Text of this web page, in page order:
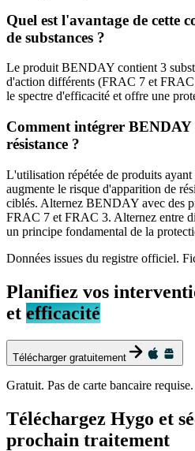
Quel est l'avantage de cette
de substances ?
Le produit BENDAY contient 3
d'action différents (FRAC 7 et
le spectre d'efficacité et offre une
Comment intégrer BENDAY
résistance ?
L'utilisation répétée de produits
augmente le risque d'apparition de
ciblés. Alternez BENDAY avec des
FRAC 7 et FRAC 3. Alternez entre
un principe fondamental de la
Données issues du registre officiel.
Planifiez vos
et efficacité
Télécharger gratuitement
Gratuit. Pas de carte bancaire requise.
Téléchargez Hygo et
prochain traitement